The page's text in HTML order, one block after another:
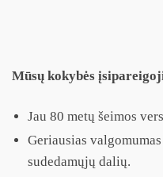
Mūsų kokybės
Jau 80 metų šeimos
Geriausias
sudedamųjų dalių.